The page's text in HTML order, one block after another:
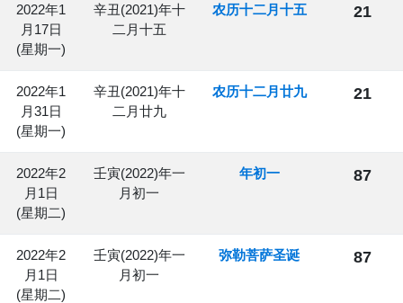
2022年1
月17日
(星期一)
辛丑(2021)年十
二月十五
农历十二月十五 21
2022年1
月31日
(星期一)
辛丑(2021)年十
二月廿九
农历十二月廿九 21
2022年2
月1日
(星期二)
壬寅(2022)年一
月初一
年初一 87
2022年2
月1日
(星期二)
壬寅(2022)年一
月初一
弥勒菩萨圣诞 87